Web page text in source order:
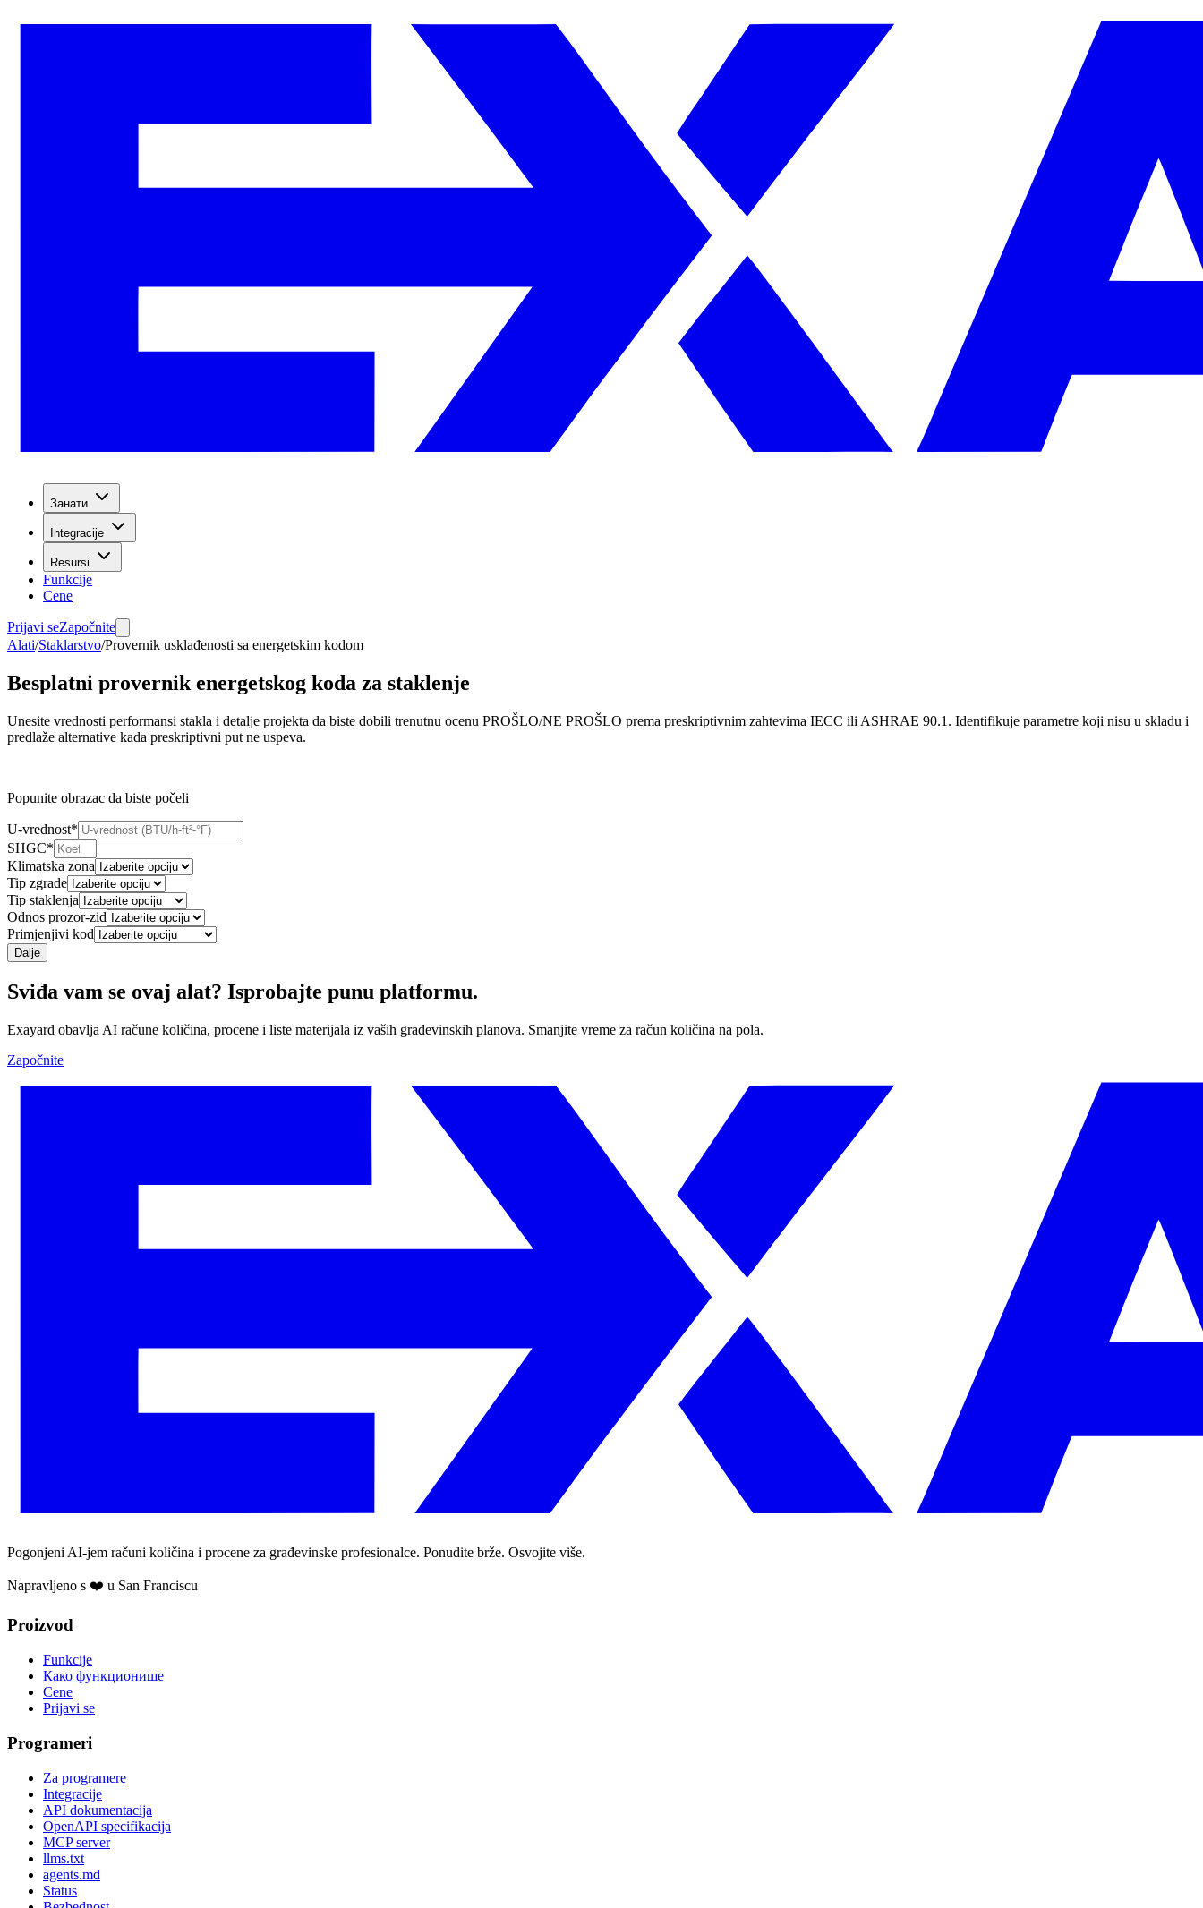
Занати
Integracije
Resursi
Funkcije
Cene
Prijavi seZapočnite
Alati/Staklarstvo/Provernik usklađenosti sa energetskim kodom
Besplatni provernik energetskog koda za staklenje
Unesite vrednosti performansi stakla i detalje projekta da biste dobili trenutnu ocenu PROŠLO/NE PROŠLO prema preskriptivnim zahtevima IECC ili ASHRAE 90.1. Identifikuje parametre koji nisu u skladu i
predlaže alternative kada preskriptivni put ne uspeva.
Popunite obrazac da biste počeli
U-vrednost*
SHGC*
Klimatska zona
Tip zgrade
Tip staklenja
Odnos prozor-zid
Primjenjivi kod
Dalje
Sviđa vam se ovaj alat? Isprobajte punu platformu.
Exayard obavlja AI račune količina, procene i liste materijala iz vaših građevinskih planova. Smanjite vreme za račun količina na pola.
Započnite
Pogonjeni AI-jem računi količina i procene za građevinske profesionalce. Ponudite brže. Osvojite više.
Napravljeno s ❤️ u San Franciscu
Proizvod
Funkcije
Како функционише
Cene
Prijavi se
Programeri
Za programere
Integracije
API dokumentacija
OpenAPI specifikacija
MCP server
llms.txt
agents.md
Status